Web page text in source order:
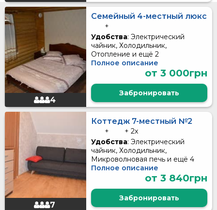
4
Семейный 4-местный люкс
+
Удобства: Электрический
чайник, Холодильник,
Отопление и ещё 2
Полное описание
от 3 000грн
Забронировать
7
Коттедж 7-местный №2
+
+ 2x
Удобства: Электрический
чайник, Холодильник,
Микроволновая печь и ещё 4
Полное описание
от 3 840грн
Забронировать